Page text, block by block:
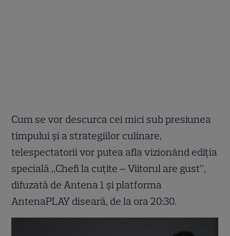
Cum se vor descurca cei mici sub presiunea
timpului și a strategiilor culinare,
telespectatorii vor putea afla vizionând ediția
specială „Chefi la cuțite – Viitorul are gust”,
difuzată de Antena 1 și platforma
AntenaPLAY diseară, de la ora 20:30.